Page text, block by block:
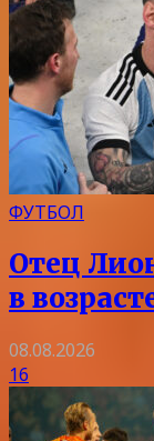
ФУТБОЛ
Отец
в
08.08.2026
16